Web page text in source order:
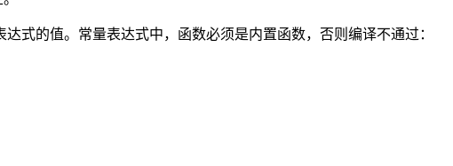
达式的值。常量表达式中，函数必须是内置函数，否则编译不通过：